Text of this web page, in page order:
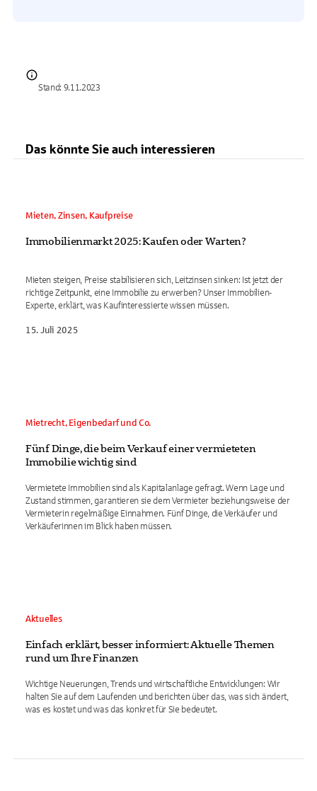
Stand: 9.11.2023
Das könnte Sie auch interessieren
Mieten, Zinsen, Kaufpreise
Immobilienmarkt 2025: Kaufen oder Warten?
Mieten steigen, Preise stabilisieren sich, Leitzinsen sinken: Ist jetzt der
richtige Zeitpunkt, eine Immobilie zu erwerben? Unser Immobilien-
Experte, erklärt, was Kaufinteressierte wissen müssen.
15. Juli 2025
Mietrecht, Eigenbedarf und Co.
Fünf Dinge, die beim Verkauf einer vermieteten
Immobilie wichtig sind
Vermietete Immobilien sind als Kapitalanlage gefragt. Wenn Lage und
Zustand stimmen, garantieren sie dem Vermieter beziehungsweise der
Vermieterin regelmäßige Einnahmen. Fünf Dinge, die Verkäufer und
Verkäuferinnen im Blick haben müssen.
Aktuelles
Einfach erklärt, besser informiert: Aktuelle Themen
rund um Ihre Finanzen
Wichtige Neuerungen, Trends und wirtschaftliche Entwicklungen: Wir
halten Sie auf dem Laufenden und berichten über das, was sich ändert,
was es kostet und was das konkret für Sie bedeutet.